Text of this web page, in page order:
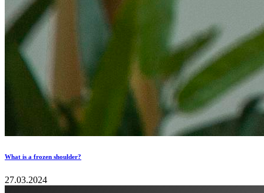
What is a frozen shoulder?
27.03.2024